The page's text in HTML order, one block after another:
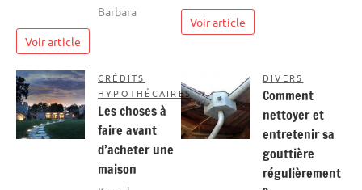
Barbara
Voir article
Voir article
CRÉDITS
HYPOTHÉCAIRES
Les choses à
faire avant
d’acheter une
maison
DIVERS
Comment
nettoyer et
entretenir sa
gouttière
régulièrement